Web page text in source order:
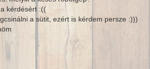
kérdésért :((
a sütit, ezért is kérdem persze :)))